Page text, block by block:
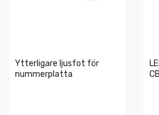
Ytterligare ljusfot för
nummerplatta